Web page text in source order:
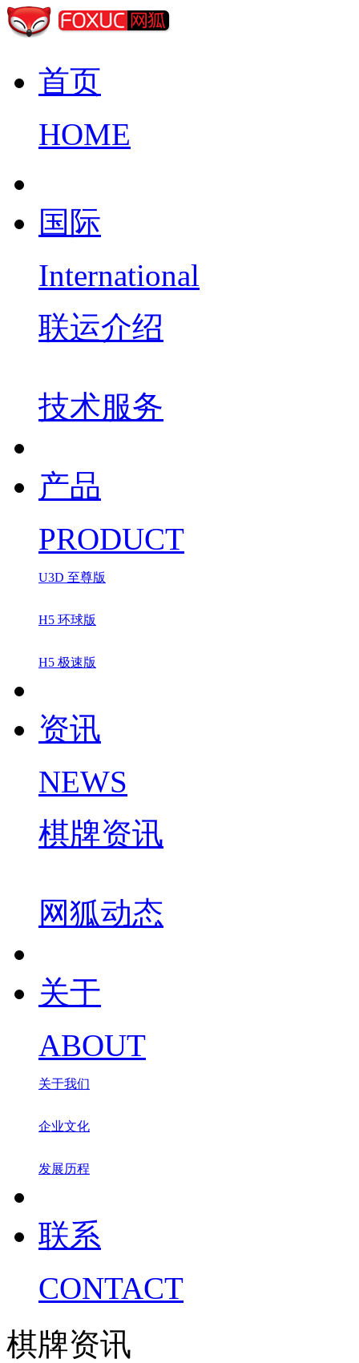
首页
HOME
国际
International
联运介绍
技术服务
产品
PRODUCT
U3D 至尊版
H5 环球版
H5 极速版
资讯
NEWS
棋牌资讯
网狐动态
关于
ABOUT
关于我们
企业文化
发展历程
联系
CONTACT
棋牌资讯